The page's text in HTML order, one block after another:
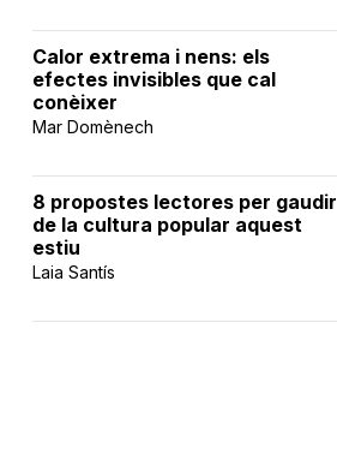
Calor extrema i nens: els
efectes invisibles que cal
conèixer
Mar Domènech
8 propostes lectores per gaudir
de la cultura popular aquest
estiu
Laia Santís